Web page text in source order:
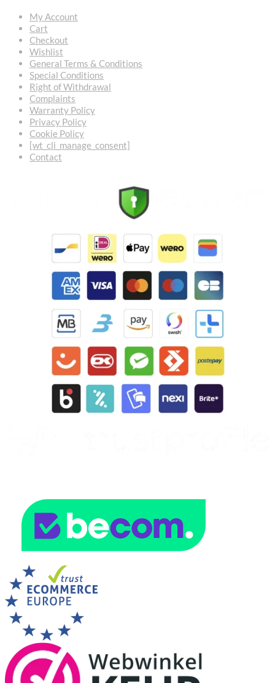
My Account
Cart
Checkout
Wishlist
General Terms & Conditions
Special Conditions
Right of Withdrawal
Complaints
Warranty Policy
Privacy Policy
Cookie Policy
[wt_cli_manage_consent]
Contact